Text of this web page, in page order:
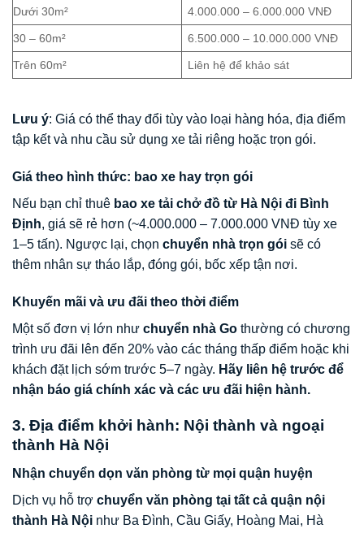
Dưới 30m²
4.000.000 – 6.000.000 VNĐ
30 – 60m² 6.500.000 – 10.000.000 VNĐ
Trên 60m² Liên hệ để khảo sát
Lưu ý: Giá có thể thay đổi tùy vào loại hàng hóa, địa điểm
tập kết và nhu cầu sử dụng xe tải riêng hoặc trọn gói.
Giá theo hình thức: bao xe hay trọn gói
Nếu bạn chỉ thuê bao xe tải chở đồ từ Hà Nội đi Bình
Định, giá sẽ rẻ hơn (~4.000.000 – 7.000.000 VNĐ tùy xe
1–5 tấn). Ngược lại, chọn chuyển nhà trọn gói sẽ có
thêm nhân sự tháo lắp, đóng gói, bốc xếp tận nơi.
Khuyến mãi và ưu đãi theo thời điểm
Một số đơn vị lớn như chuyển nhà Go thường có chương
trình ưu đãi lên đến 20% vào các tháng thấp điểm hoặc khi
khách đặt lịch sớm trước 5–7 ngày. Hãy liên hệ trước để
nhận báo giá chính xác và các ưu đãi hiện hành.
3. Địa điểm khởi hành: Nội thành và ngoại
thành Hà Nội
Nhận chuyển dọn văn phòng từ mọi quận huyện
Dịch vụ hỗ trợ chuyển văn phòng tại tất cả quận nội
thành Hà Nội như Ba Đình, Cầu Giấy, Hoàng Mai, Hà